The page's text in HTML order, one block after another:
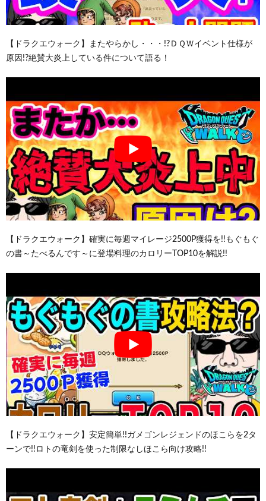
【ドラクエウォーク】またやらかし・・・!?ＤＱＷイベント仕様が
原因!?絶賛大炎上している件について語る！
【ドラクエウォーク】確実に毎週マイレージ2500P獲得を!!もぐもぐ
の書～たべるんです～に登場料理のカロリーTOP10を解説!!
【ドラクエウォーク】安定簡単!!ガメゴンレジェンドのほこらを2タ
ーンで!!ロトの竜剣を使った制限なしほこら向け攻略!!